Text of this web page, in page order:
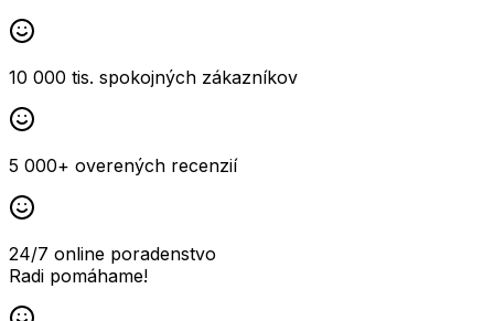
10 000 tis. spokojných zákazníkov
5 000+ overených recenzií
24/7 online poradenstvo
Radi pomáhame!